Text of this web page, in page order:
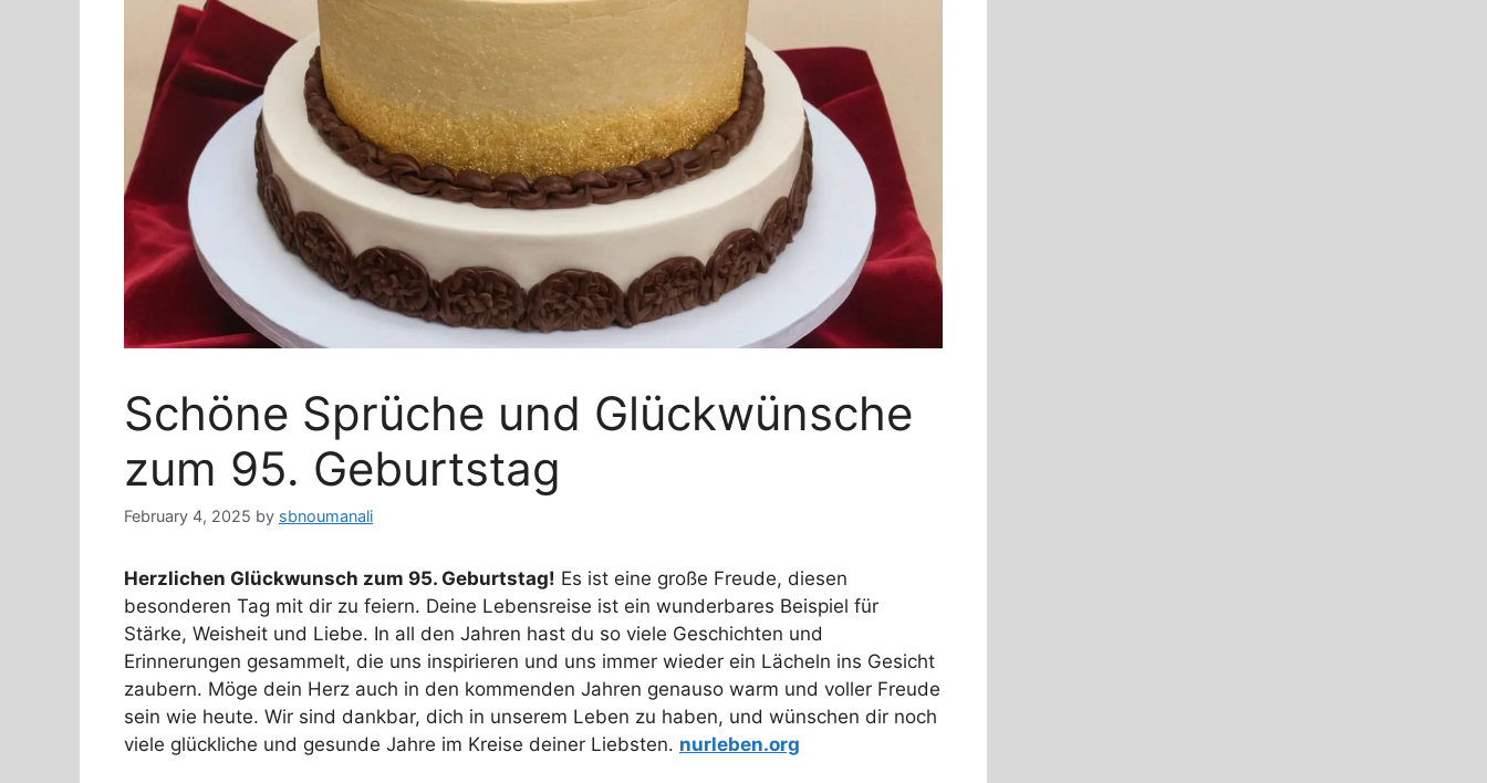
Schöne Sprüche und Glückwünsche
zum 95. Geburtstag
February 4, 2025 by sbnoumanali
Herzlichen Glückwunsch zum 95. Geburtstag! Es ist eine große Freude, diesen
besonderen Tag mit dir zu feiern. Deine Lebensreise ist ein wunderbares Beispiel für
Stärke, Weisheit und Liebe. In all den Jahren hast du so viele Geschichten und
Erinnerungen gesammelt, die uns inspirieren und uns immer wieder ein Lächeln ins Gesicht
zaubern. Möge dein Herz auch in den kommenden Jahren genauso warm und voller Freude
sein wie heute. Wir sind dankbar, dich in unserem Leben zu haben, und wünschen dir noch
viele glückliche und gesunde Jahre im Kreise deiner Liebsten. nurleben.org